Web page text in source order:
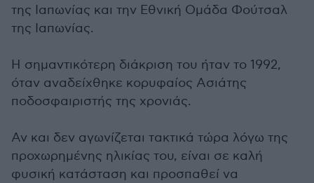
της Ιαπωνίας και την Εθνική Ομάδα Φούτσαλ
της Ιαπωνίας.
Η σημαντικότερη διάκριση του ήταν το 1992,
όταν αναδείχθηκε κορυφαίος Ασιάτης
ποδοσφαιριστής της χρονιάς.
Αν και δεν αγωνίζεται τακτικά τώρα λόγω της
προχωρημένης ηλικίας του, είναι σε καλή
φυσική κατάσταση και προσπαθεί να